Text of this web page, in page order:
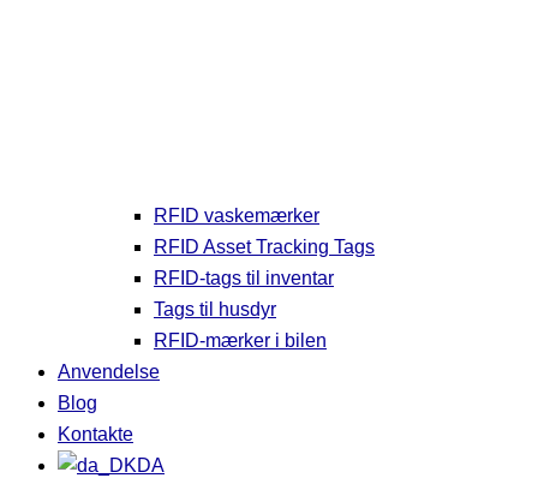
RFID vaskemærker
RFID Asset Tracking Tags
RFID-tags til inventar
Tags til husdyr
RFID-mærker i bilen
Anvendelse
Blog
Kontakte
DA